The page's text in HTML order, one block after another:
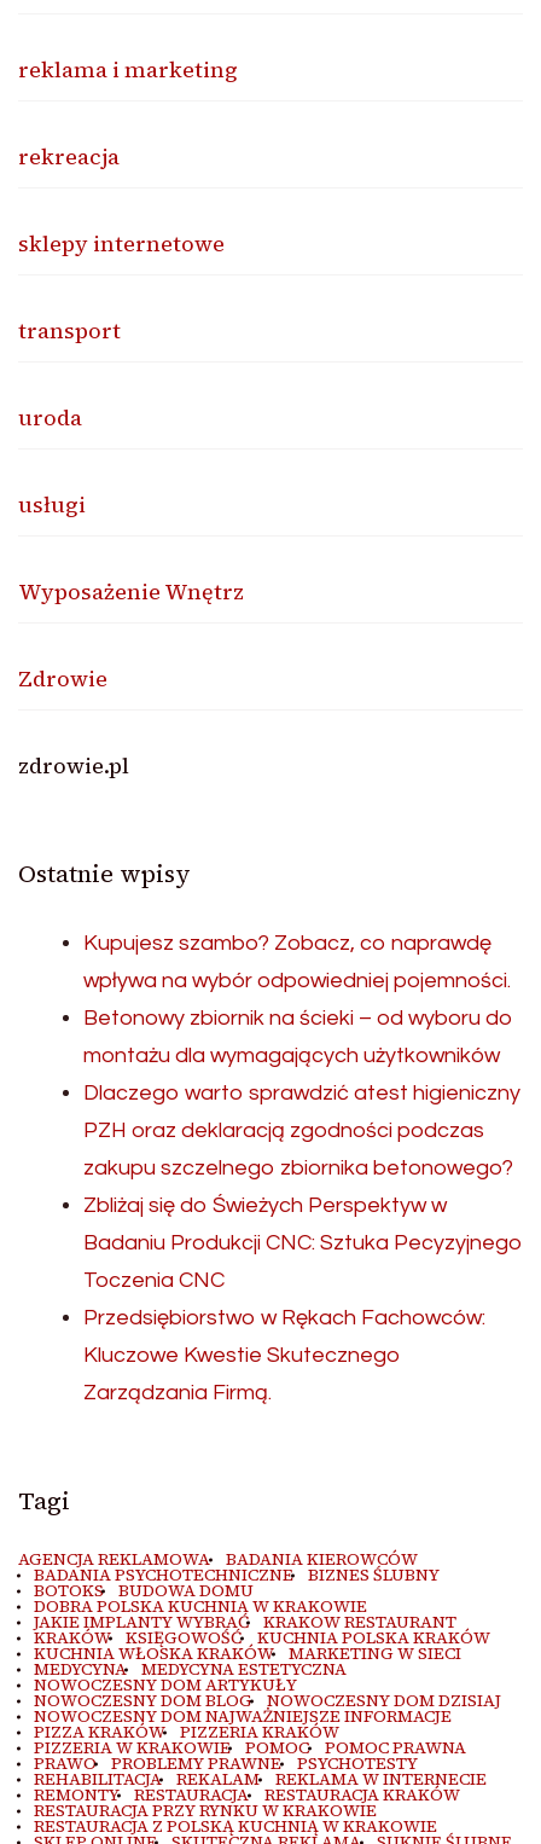
reklama i marketing
rekreacja
sklepy internetowe
transport
uroda
usługi
Wyposażenie Wnętrz
Zdrowie
zdrowie.pl
Ostatnie wpisy
Kupujesz szambo? Zobacz, co naprawdę
wpływa na wybór odpowiedniej pojemności.
Betonowy zbiornik na ścieki – od wyboru do
montażu dla wymagających użytkowników
Dlaczego warto sprawdzić atest higieniczny
PZH oraz deklaracją zgodności podczas
zakupu szczelnego zbiornika betonowego?
Zbliżaj się do Świeżych Perspektyw w
Badaniu Produkcji CNC: Sztuka Pecyzyjnego
Toczenia CNC
Przedsiębiorstwo w Rękach Fachowców:
Kluczowe Kwestie Skutecznego
Zarządzania Firmą.
Tagi
AGENCJA REKLAMOWA BADANIA KIEROWCÓW
BADANIA PSYCHOTECHNICZNE BIZNES ŚLUBNY
BOTOKS BUDOWA DOMU
DOBRA POLSKA KUCHNIA W KRAKOWIE
JAKIE IMPLANTY WYBRAĆ KRAKOW RESTAURANT
KRAKÓW KSIĘGOWOŚĆ KUCHNIA POLSKA KRAKÓW
KUCHNIA WŁOSKA KRAKÓW MARKETING W SIECI
MEDYCYNA MEDYCYNA ESTETYCZNA
NOWOCZESNY DOM ARTYKUŁY
NOWOCZESNY DOM BLOG NOWOCZESNY DOM DZISIAJ
NOWOCZESNY DOM NAJWAŻNIEJSZE INFORMACJE
PIZZA KRAKÓW PIZZERIA KRAKÓW
PIZZERIA W KRAKOWIE POMOC POMOC PRAWNA
PRAWO PROBLEMY PRAWNE PSYCHOTESTY
REHABILITACJA REKALAM REKLAMA W INTERNECIE
REMONTY RESTAURACJA RESTAURACJA KRAKÓW
RESTAURACJA PRZY RYNKU W KRAKOWIE
RESTAURACJA Z POLSKĄ KUCHNIĄ W KRAKOWIE